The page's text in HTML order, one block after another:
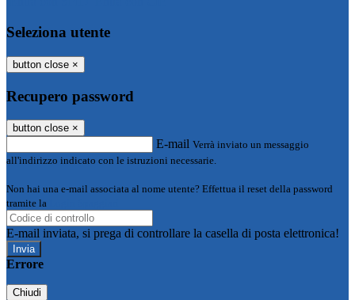
Seleziona utente
button close ×
Recupero password
button close ×
E-mail Verrà inviato un messaggio
all'indirizzo indicato con le istruzioni necessarie.
Non hai una e-mail associata al nome utente? Effettua il reset della password
tramite la
E-mail inviata, si prega di controllare la casella di posta elettronica!
Errore
Chiudi